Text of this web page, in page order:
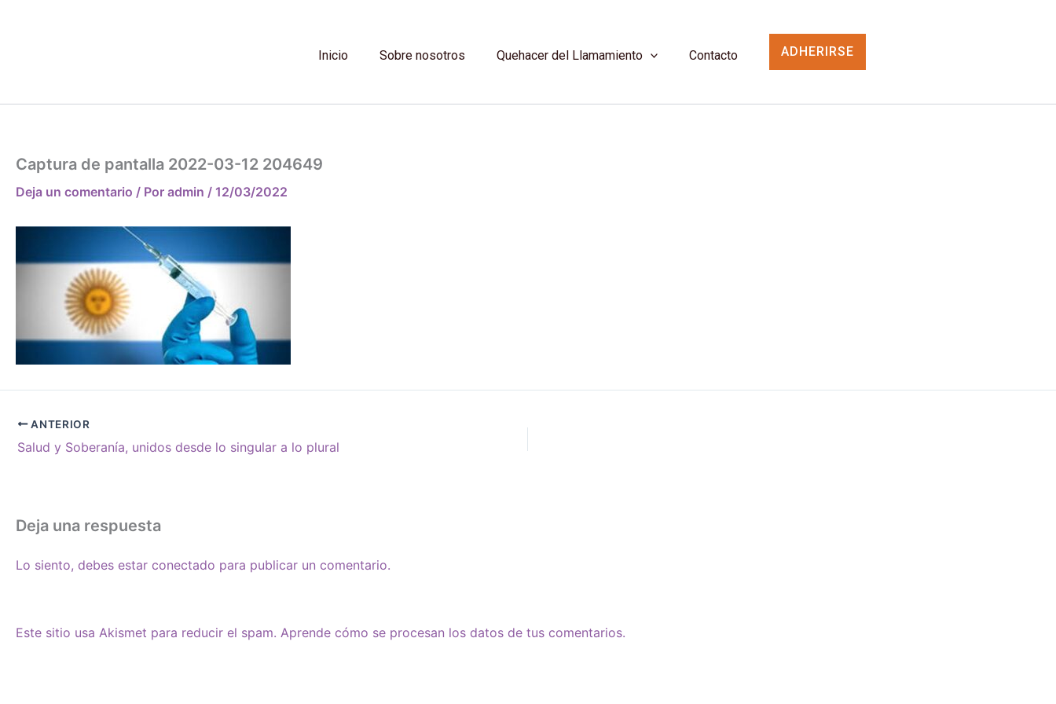
Inicio Sobre nosotros Quehacer del Llamamiento Contacto ADHERIRSE
Captura de pantalla 2022-03-12 204649
Deja un comentario / Por admin / 12/03/2022
ANTERIOR
Salud y Soberanía, unidos desde lo singular a lo plural
Deja una respuesta
Lo siento, debes estar conectado para publicar un comentario.
Este sitio usa Akismet para reducir el spam. Aprende cómo se procesan los datos de tus comentarios.